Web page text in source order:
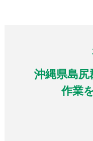
沖縄県島
作業